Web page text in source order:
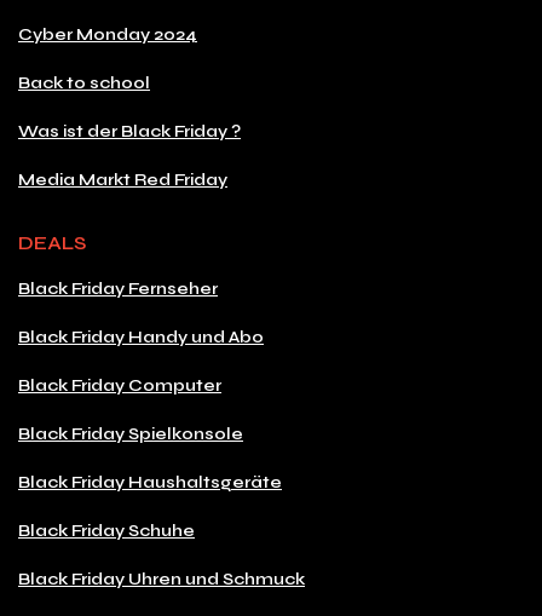
Cyber Monday 2024
Back to school
Was ist der Black Friday ?
Media Markt Red Friday
DEALS
Black Friday Fernseher
Black Friday Handy und Abo
Black Friday Computer
Black Friday Spielkonsole
Black Friday Haushaltsgeräte
Black Friday Schuhe
Black Friday Uhren und Schmuck